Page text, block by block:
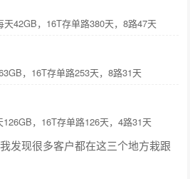
天42GB，16T存单路380天，8路47天
，16T存单路253天，8路31天
126GB，16T存单路126天，4路31天
发现很多客户都在这三个地方栽跟